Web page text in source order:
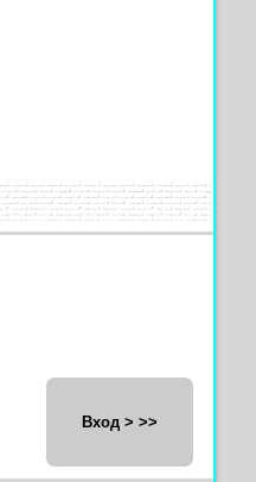
Вход > >>